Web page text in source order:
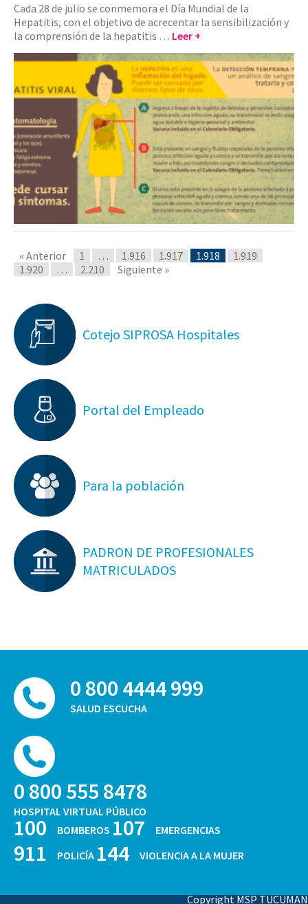
Cada 28 de julio se conmemora el Día Mundial de la
Hepatitis, con el objetivo de acrecentar la sensibilización y
la comprensión de la hepatitis … Leer +
« Anterior 1 … 1.916 1.917 1.918
1.919
1.920
… 2.210 Siguiente »
Cotejo SIPROSA Hospitales
Portal del Empleado
Para la población
PADRON DE PROFESIONALES
MATRICULADOS
0 800 4444 999
SALUD ESCUCHA
0 800 555 8478
HOSPITAL VIRTUAL PÚBLICO
100 BOMBEROS 107 EMERGENCIAS
911 POLICÍA 144 VIOLENCIA A LA MUJER
Copyright MSP TUCUMAN